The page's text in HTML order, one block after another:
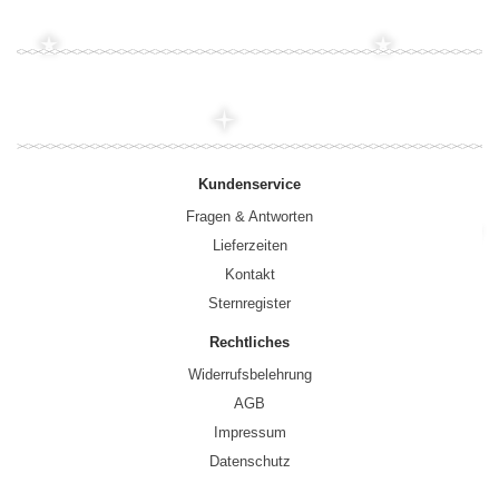
Kundenservice
Fragen & Antworten
Lieferzeiten
Kontakt
Sternregister
Rechtliches
Widerrufsbelehrung
AGB
Impressum
Datenschutz